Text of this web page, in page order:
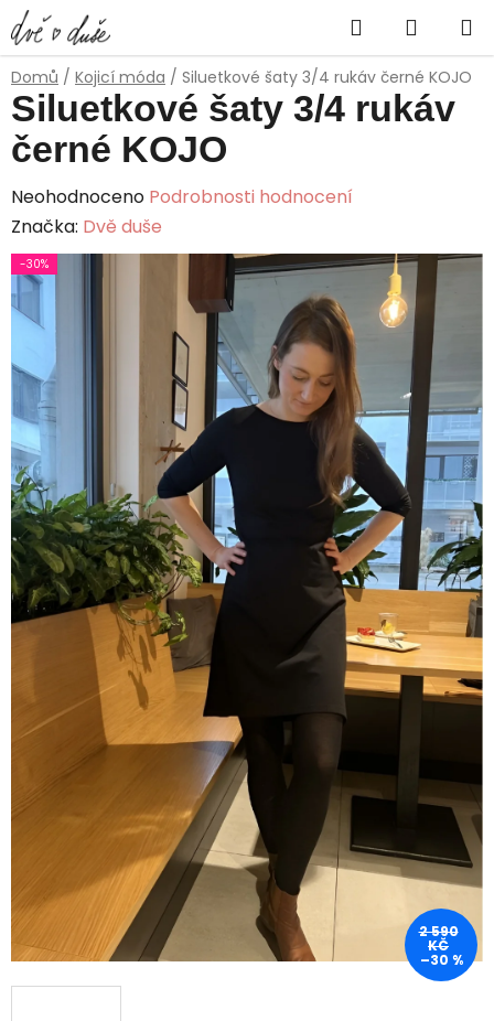
Přejít
na
obsah
Hledat
KOŠÍK
Domů / Kojicí móda / Siluetkové šaty 3/4 rukáv černé KOJO
Siluetkové šaty 3/4 rukáv
černé KOJO
Průměrné
hodnocení
produktu
je
0,0
5
hvězdiček.
Neohodnoceno Podrobnosti hodnocení
Značka: Dvě duše
-30%
2 590
KČ
–30 %